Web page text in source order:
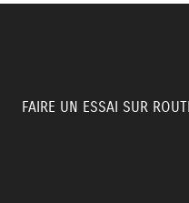
FAIRE UN ESSAI SUR